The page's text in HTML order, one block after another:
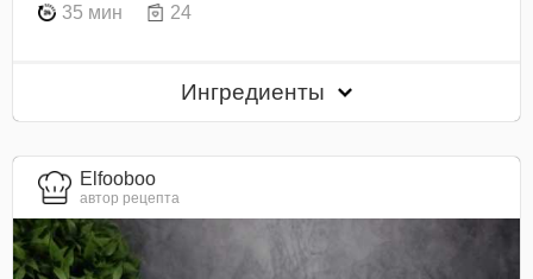
35 мин 24
Ингредиенты
Elfooboo
автор рецепта